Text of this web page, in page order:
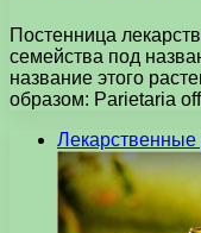
Постенница
семейства под
название этого
образом: Parietaria
Лекарственные